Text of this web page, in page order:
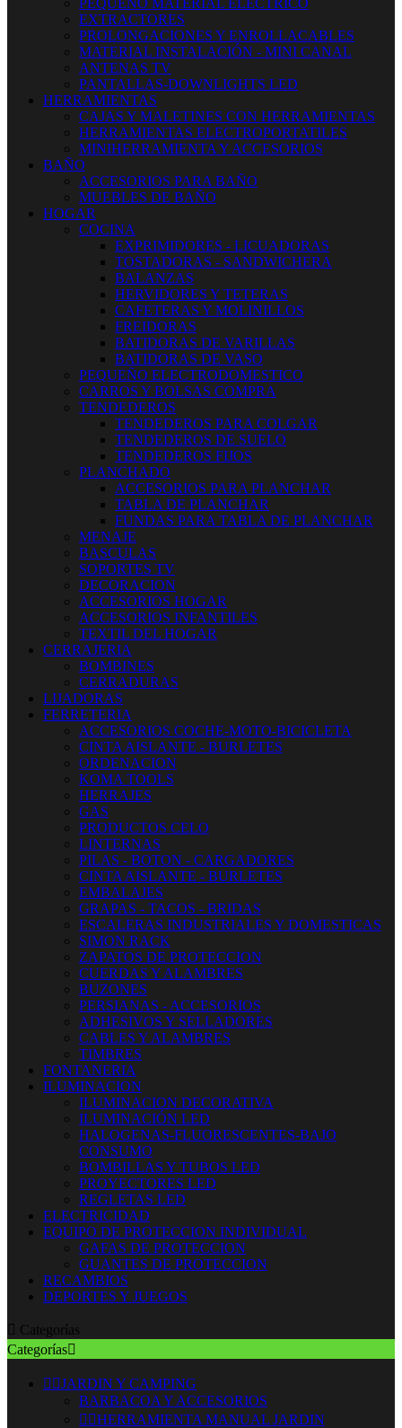
PEQUEÑO MATERIAL ELECTRICO
EXTRACTORES
PROLONGACIONES Y ENROLLACABLES
MATERIAL INSTALACIÓN - MINI CANAL
ANTENAS TV
PANTALLAS-DOWNLIGHTS LED
HERRAMIENTAS
CAJAS Y MALETINES CON HERRAMIENTAS
HERRAMIENTAS ELECTROPORTATILES
MINIHERRAMIENTA Y ACCESORIOS
BAÑO
ACCESORIOS PARA BAÑO
MUEBLES DE BAÑO
HOGAR
COCINA
EXPRIMIDORES - LICUADORAS
TOSTADORAS - SANDWICHERA
BALANZAS
HERVIDORES Y TETERAS
CAFETERAS Y MOLINILLOS
FREIDORAS
BATIDORAS DE VARILLAS
BATIDORAS DE VASO
PEQUEÑO ELECTRODOMESTICO
CARROS Y BOLSAS COMPRA
TENDEDEROS
TENDEDEROS PARA COLGAR
TENDEDEROS DE SUELO
TENDEDEROS FIJOS
PLANCHADO
ACCESORIOS PARA PLANCHAR
TABLA DE PLANCHAR
FUNDAS PARA TABLA DE PLANCHAR
MENAJE
BASCULAS
SOPORTES TV
DECORACION
ACCESORIOS HOGAR
ACCESORIOS INFANTILES
TEXTIL DEL HOGAR
CERRAJERIA
BOMBINES
CERRADURAS
LIJADORAS
FERRETERIA
ACCESORIOS COCHE-MOTO-BICICLETA
CINTA AISLANTE - BURLETES
ORDENACION
KOMA TOOLS
HERRAJES
GAS
PRODUCTOS CELO
LINTERNAS
PILAS - BOTON - CARGADORES
CINTA AISLANTE - BURLETES
EMBALAJES
GRAPAS - TACOS - BRIDAS
ESCALERAS INDUSTRIALES Y DOMESTICAS
SIMON RACK
ZAPATOS DE PROTECCION
CUERDAS Y ALAMBRES
BUZONES
PERSIANAS - ACCESORIOS
ADHESIVOS Y SELLADORES
CABLES Y ALAMBRES
TIMBRES
FONTANERIA
ILUMINACION
ILUMINACION DECORATIVA
ILUMINACIÓN LED
HALOGENAS-FLUORESCENTES-BAJO
CONSUMO
BOMBILLAS Y TUBOS LED
PROYECTORES LED
REGLETAS LED
ELECTRICIDAD
EQUIPO DE PROTECCION INDIVIDUAL
GAFAS DE PROTECCION
GUANTES DE PROTECCION
RECAMBIOS
DEPORTES Y JUEGOS
 Categorías
Categorías
 JARDIN Y CAMPING
BARBACOA Y ACCESORIOS
 HERRAMIENTA MANUAL JARDIN